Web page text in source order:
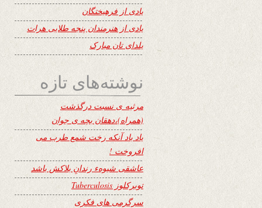
یادی از فرهیختگان
یادی از هنرمندان پنجه طلایی هرات
یلدای تان مبارک
نوشته‌های تازه
مرثیه ی نسبت درگذشت
(همراه)،دهقان بچه ی جوان
یاد باد آنکه رخت شمع طرب می
افروخت !
عاشقی شیوهء رندانِ بلاکش باشد
توبرکلوز Tuberculosis
سرگرمی های فکری